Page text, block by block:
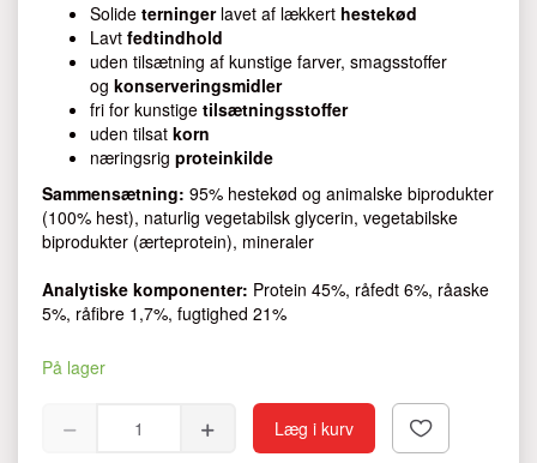
Solide terningerlavet af lækkert hestekød
Lavt fedtindhold
uden tilsætning af kunstige farver, smagsstoffer
og konserveringsmidler
fri for kunstige tilsætningsstoffer
uden tilsat korn
næringsrig proteinkilde
Sammensætning: 95% hestekød og animalske biprodukter
(100% hest), naturlig vegetabilsk glycerin, vegetabilske
biprodukter (ærteprotein), mineraler
Analytiske komponenter: Protein 45%, råfedt 6%, råaske
5%, råfibre 1,7%, fugtighed 21%
På lager
Læg i kurv